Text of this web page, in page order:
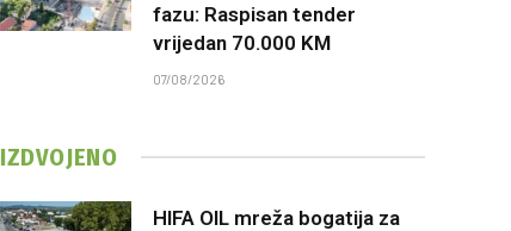
fazu: Raspisan tender
vrijedan 70.000 KM
07/08/2026
IZDVOJENO
HIFA OIL mreža bogatija za